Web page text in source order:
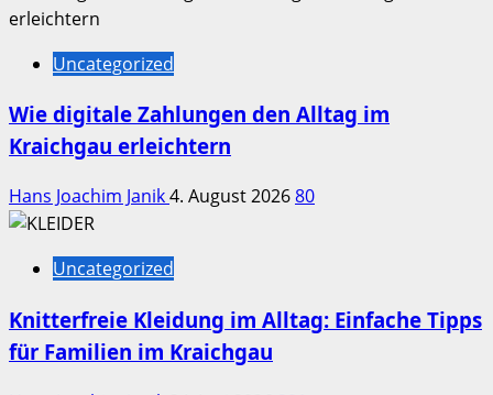
Uncategorized
Wie digitale Zahlungen den Alltag im
Kraichgau erleichtern
Hans Joachim Janik4. August 202680
Uncategorized
Knitterfreie Kleidung im Alltag: Einfache Tipps
für Familien im Kraichgau